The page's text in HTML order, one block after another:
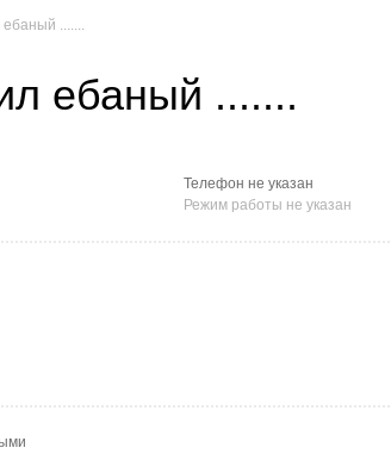
.......
ебаный .......
Телефон не указан
Режим работы не указан